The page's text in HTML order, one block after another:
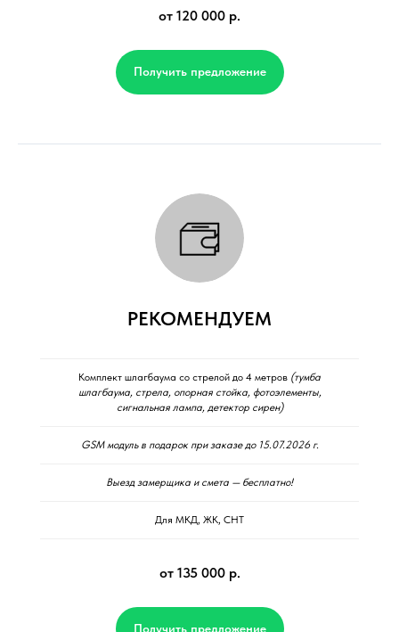
от 120 000 р.
Получить предложение
РЕКОМЕНДУЕМ
Комплект шлагбаума со стрелой до 4 метров (тумба
шлагбаума, стрела, опорная стойка, фотоэлементы,
сигнальная лампа, детектор сирен)
GSM модуль в подарок при заказе до 15.07.2026 г.
Выезд замерщика и смета — бесплатно!
Для МКД, ЖК, СНТ
от 135 000 р.
Получить предложение